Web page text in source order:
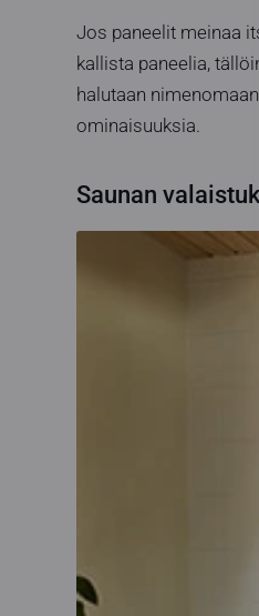
Jos paneelit meinaa
kallista paneelia,
halutaan
ominaisuuksia.
Saunan